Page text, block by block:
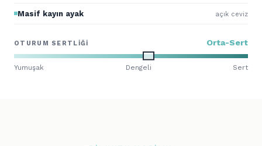
Masif kayın ayak açık ceviz
OTURUM SERTLIĞI Orta-Sert
Yumuşak Dengeli Sert